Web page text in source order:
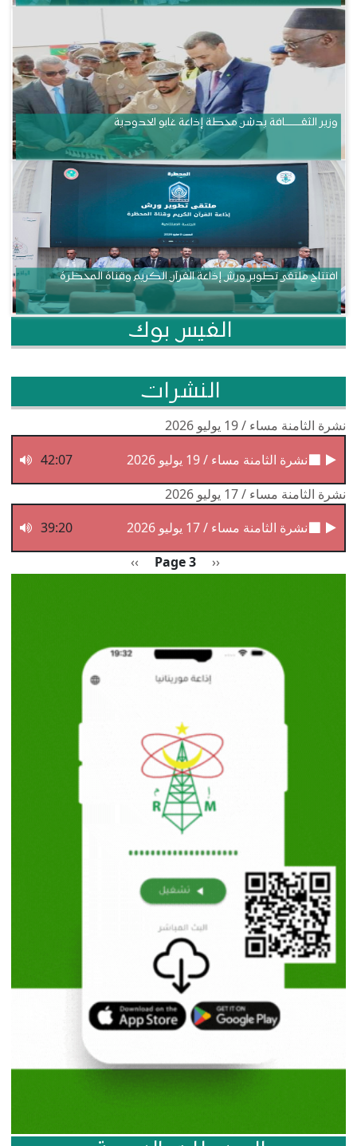
وزير الثقــــــــــافة يدشن محطة إذاعة غابو الحدودية
افتتاح ملتقى تطوير ورش إذاعة القرآن الكريم وقناة المحظرة
الفيس بوك
النشرات
نشرة الثامنة مساء / 19 يوليو 2026
نشرة الثامنة مساء / 19 يوليو 2026
42:07
نشرة الثامنة مساء / 17 يوليو 2026
نشرة الثامنة مساء / 17 يوليو 2026
39:20
Previous page
‹‹
Page 3 الصفحة التالية
››